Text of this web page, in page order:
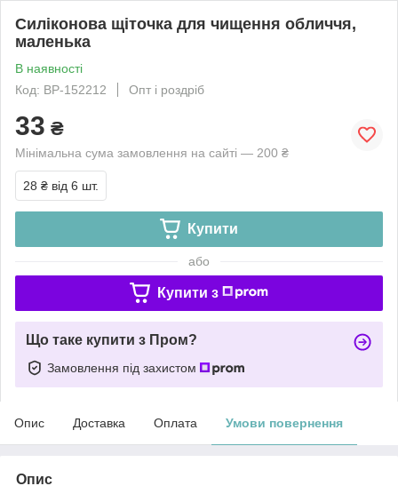
Силіконова щіточка для чищення обличчя,
маленька
В наявності
Код: ВР-152212
Опт і роздріб
33 ₴
Мінімальна сума замовлення на сайті — 200 ₴
28 ₴ від 6 шт.
Купити
або
Купити з
Що таке купити з Пром?
Замовлення під захистом
Опис Доставка Оплата Умови повернення
Опис